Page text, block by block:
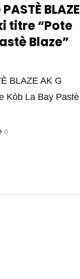
BLAZE
titre “Pote
Blaze”
BLAZE AK G
Kòb La Bay Pastè
0